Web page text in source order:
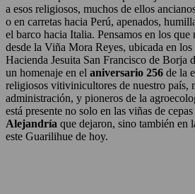
a esos religiosos, muchos de ellos
o en carretas hacia Perú, apenados,
el barco hacia Italia. Pensamos en los
desde la Viña Mora Reyes, ubicada en
Hacienda Jesuita San Francisco de Borja
un homenaje en el aniversario 256 de la
religiosos vitivinicultores de nuestro país,
administración, y pioneros de la
está presente no solo en las viñas de cepas
Alejandría que dejaron, sino también en
este Guarilihue de hoy.